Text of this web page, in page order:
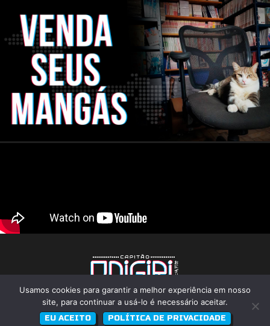
Usamos cookies para garantir a melhor experiência em nosso
site, para continuar a usá-lo é necessário aceitar.
EU ACEITO
POLÍTICA DE PRIVACIDADE
CNPJ: 22.824.773/0001-25
Rua Pandiá Calogeras, 176 - Liberdade - São Paulo
Desenvolvido porRodrigo Melhado